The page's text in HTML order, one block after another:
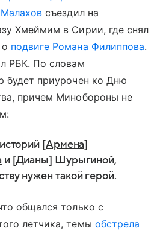
съездил на
Хмеймим в Сирии, где снял
подвиге Романа Филиппова.
РБК. По словам
будет приурочен ко Дню
причем Минобороны не
[Армена]
и [Дианы] Шурыгиной,
нужен такой герой.
общался только с
летчика, темы обстрела